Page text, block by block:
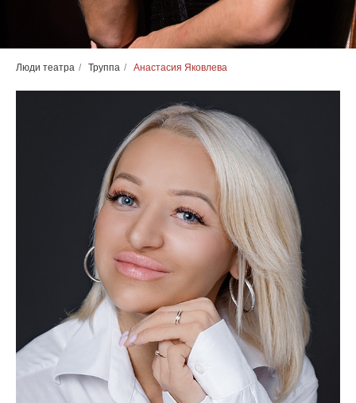
Люди театра / Труппа / Анастасия Яковлева